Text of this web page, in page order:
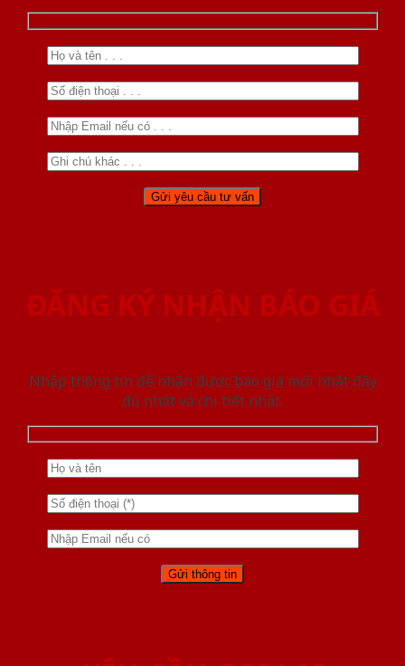
ĐĂNG KÝ NHẬN BÁO GIÁ
Nhập thông tin để nhận được báo giá mới nhât đầy
đủ nhất và chi tiết nhất.